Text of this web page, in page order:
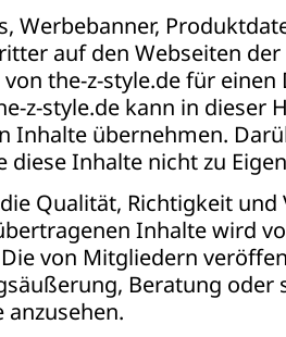
Werbebanner,
auf den Webseiten der
the-z-style.de für
z-style.de kann in dieser
Inhalte übernehmen.
diese Inhalte nicht zu
Qualität, Richtigkeit
Inhalte wird
von Mitgliedern
Beratung oder
anzusehen.